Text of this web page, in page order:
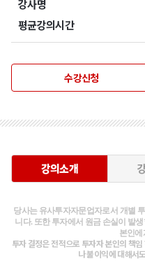
강사명
평균강의시간
수강신청
강의소개
당사는 유사투자자문업자로서 개별
니다. 또한 투자에서 원금 손실이 발
본인에
투자 결정은 전적으로 투자자 본인의 책
나 불이익에 대해서